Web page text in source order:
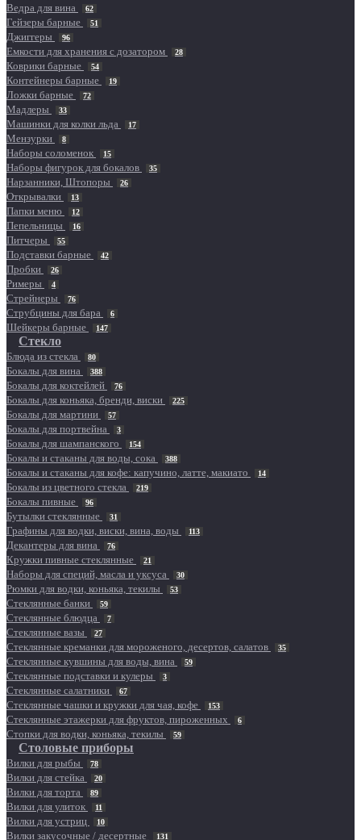
Ведра для вина 62
Гейзеры барные 51
Джиггеры 96
Емкости для хранения с дозатором 28
Коврики барные 54
Контейнеры барные 19
Ложки барные 72
Мадлеры 33
Машинки для колки льда 17
Мензурки 8
Наборы соломенок 15
Наборы фигурок для бокалов 35
Нарзанники, Штопоры 26
Открывалки 13
Папки меню 12
Пепельницы 16
Питчеры 55
Подставки барные 42
Пробки 26
Римеры 4
Стрейнеры 76
Струбцины для бара 6
Шейкеры барные 147
Стекло
Блюда из стекла 80
Бокалы для вина 388
Бокалы для коктейлей 76
Бокалы для коньяка, бренди, виски 225
Бокалы для мартини 57
Бокалы для портвейна 3
Бокалы для шампанского 154
Бокалы и стаканы для воды, сока 388
Бокалы и стаканы для кофе: капучино, латте, макиато 14
Бокалы из цветного стекла 219
Бокалы пивные 96
Бутылки стеклянные 31
Графины для водки, виски, вина, воды 113
Декантеры для вина 76
Кружки пивные стеклянные 21
Наборы для специй, масла и уксуса 30
Рюмки для водки, коньяка, текилы 53
Стеклянные банки 59
Стеклянные блюдца 7
Стеклянные вазы 27
Стеклянные креманки для мороженого, десертов, салатов 35
Стеклянные кувшины для воды, вина 59
Стеклянные подставки и кулеры 3
Стеклянные салатники 67
Стеклянные чашки и кружки для чая, кофе 153
Стеклянные этажерки для фруктов, пироженных 6
Стопки для водки, коньяка, текилы 59
Столовые приборы
Вилки для рыбы 78
Вилки для стейка 20
Вилки для торта 89
Вилки для улиток 11
Вилки для устриц 10
Вилки закусочные / десертные 131